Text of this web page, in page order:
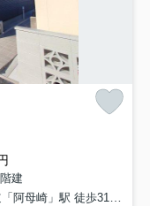
建
阿母崎」駅 徒歩31分